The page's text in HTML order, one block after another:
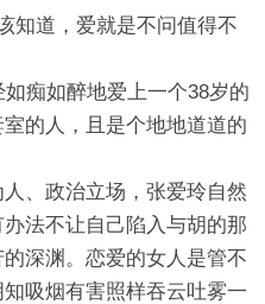
知道，爱就是不问值得不
痴如醉地爱上一个38岁的
的人，且是个地地道道的
、政治立场，张爱玲自然
法不让自己陷入与胡的那
深渊。恋爱的女人是管不
吸烟有害照样吞云吐雾一